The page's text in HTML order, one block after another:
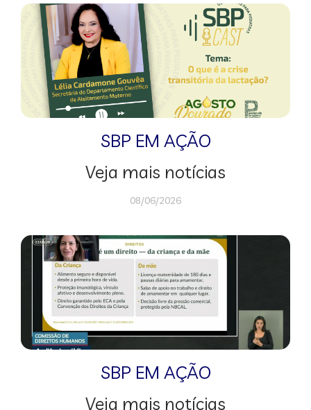
SBP EM AÇÃO
Veja mais notícias
08/06/2026
SBP EM AÇÃO
Veja mais notícias